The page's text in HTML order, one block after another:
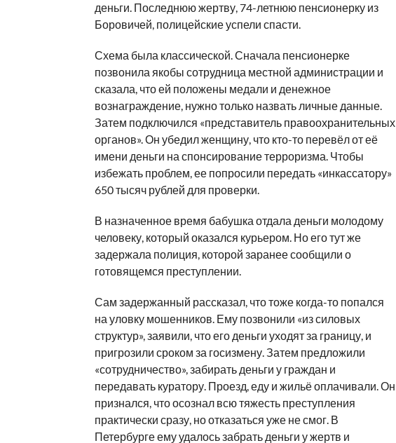
деньги. Последнюю жертву, 74-летнюю пенсионерку из
Боровичей, полицейские успели спасти.
Схема была классической. Сначала пенсионерке
позвонила якобы сотрудница местной администрации и
сказала, что ей положены медали и денежное
вознаграждение, нужно только назвать личные данные.
Затем подключился «представитель правоохранительных
органов». Он убедил женщину, что кто-то перевёл от её
имени деньги на спонсирование терроризма. Чтобы
избежать проблем, ее попросили передать «инкассатору»
650 тысяч рублей для проверки.
В назначенное время бабушка отдала деньги молодому
человеку, который оказался курьером. Но его тут же
задержала полиция, которой заранее сообщили о
готовящемся преступлении.
Сам задержанный рассказал, что тоже когда-то попался
на уловку мошенников. Ему позвонили «из силовых
структур», заявили, что его деньги уходят за границу, и
пригрозили сроком за госизмену. Затем предложили
«сотрудничество», забирать деньги у граждан и
передавать куратору. Проезд, еду и жильё оплачивали. Он
признался, что осознал всю тяжесть преступления
практически сразу, но отказаться уже не смог. В
Петербурге ему удалось забрать деньги у жертв и